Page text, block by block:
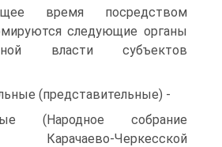
время посредством
следующие органы
власти субъектов
(представительные) -
(Народное собрание
Карачаево-Черкесской